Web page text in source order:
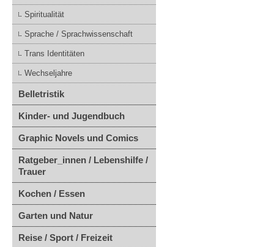
Spiritualität
Sprache / Sprachwissenschaft
Trans Identitäten
Wechseljahre
Belletristik
Kinder- und Jugendbuch
Graphic Novels und Comics
Ratgeber_innen / Lebenshilfe /
Trauer
Kochen / Essen
Garten und Natur
Reise / Sport / Freizeit